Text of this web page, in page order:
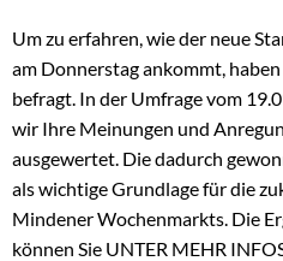
Um zu erfahren, wie der neue
am Donnerstag ankommt,
befragt. In der Umfrage vom
wir Ihre Meinungen und
ausgewertet. Die dadurch
als wichtige Grundlage für die
Mindener Wochenmarkts. Die
können Sie UNTER MEHR